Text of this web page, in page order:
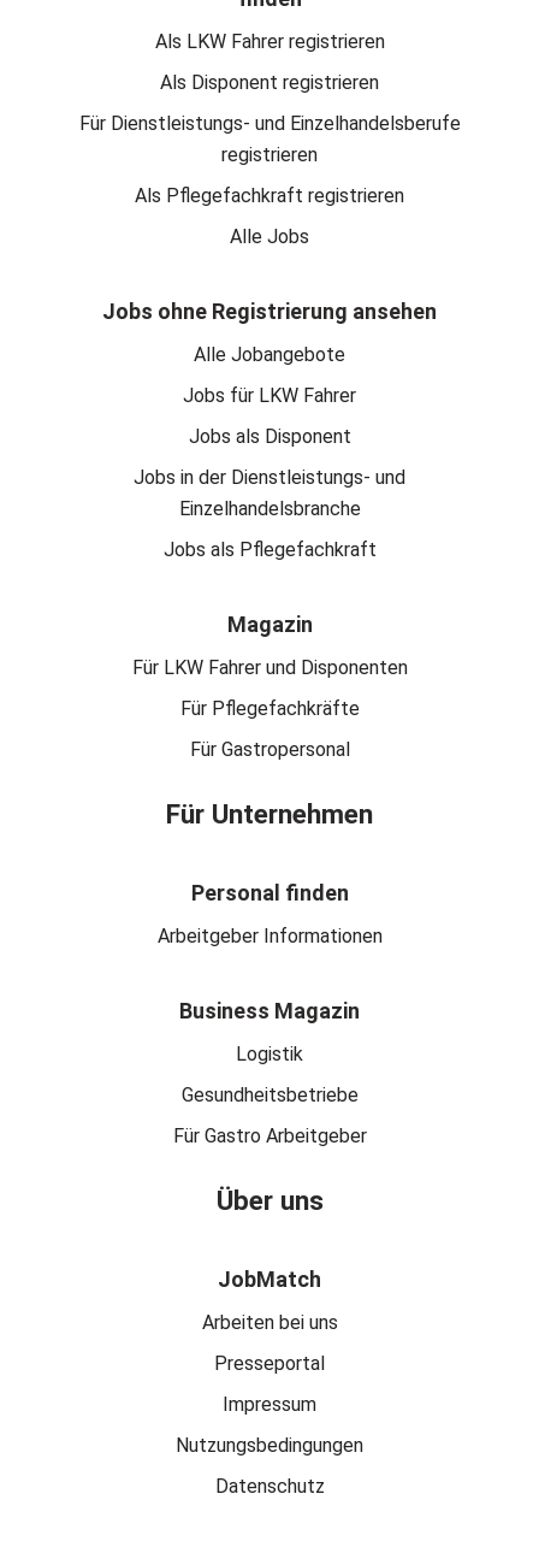
Als LKW Fahrer registrieren
Als Disponent registrieren
Für Dienstleistungs- und Einzelhandelsberufe
registrieren
Als Pflegefachkraft registrieren
Alle Jobs
Jobs ohne Registrierung ansehen
Alle Jobangebote
Jobs für LKW Fahrer
Jobs als Disponent
Jobs in der Dienstleistungs- und
Einzelhandelsbranche
Jobs als Pflegefachkraft
Magazin
Für LKW Fahrer und Disponenten
Für Pflegefachkräfte
Für Gastropersonal
Für Unternehmen
Personal finden
Arbeitgeber Informationen
Business Magazin
Logistik
Gesundheitsbetriebe
Für Gastro Arbeitgeber
Über uns
JobMatch
Arbeiten bei uns
Presseportal
Impressum
Nutzungsbedingungen
Datenschutz